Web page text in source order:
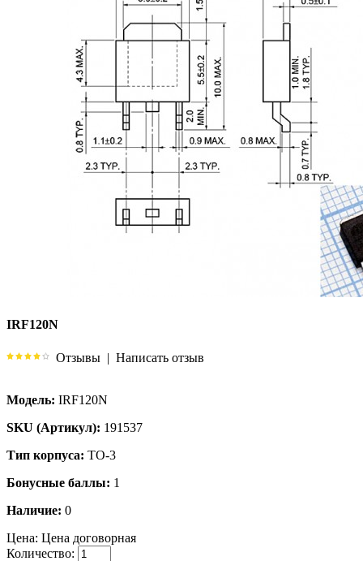
IRF120N
Отзывы | Написать отзыв
Модель: IRF120N
SKU (Артикул): 191537
Тип корпуса: TO-3
Бонусные баллы: 1
Наличие: 0
Цена: Цена договорная
Количество: